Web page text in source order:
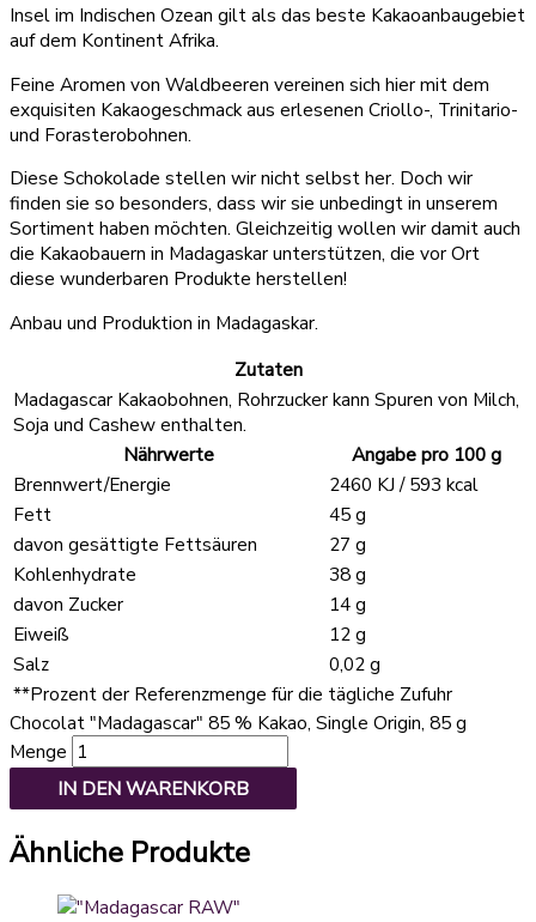
Insel im Indischen Ozean gilt als das beste Kakaoanbaugebiet
auf dem Kontinent Afrika.
Feine Aromen von Waldbeeren vereinen sich hier mit dem
exquisiten Kakaogeschmack aus erlesenen Criollo-, Trinitario-
und Forasterobohnen.
Diese Schokolade stellen wir nicht selbst her. Doch wir
finden sie so besonders, dass wir sie unbedingt in unserem
Sortiment haben möchten. Gleichzeitig wollen wir damit auch
die Kakaobauern in Madagaskar unterstützen, die vor Ort
diese wunderbaren Produkte herstellen!
Anbau und Produktion in Madagaskar.
Zutaten
Madagascar Kakaobohnen, Rohrzucker kann Spuren von Milch,
Soja und Cashew enthalten.
Nährwerte
Angabe pro 100 g
Brennwert/Energie
2460 KJ / 593 kcal
Fett
45 g
davon gesättigte Fettsäuren
27 g
Kohlenhydrate
38 g
davon Zucker
14 g
Eiweiß
12 g
Salz
0,02 g
**Prozent der Referenzmenge für die tägliche Zufuhr
Chocolat "Madagascar" 85 % Kakao, Single Origin, 85 g
Menge
IN DEN WARENKORB
Ähnliche Produkte